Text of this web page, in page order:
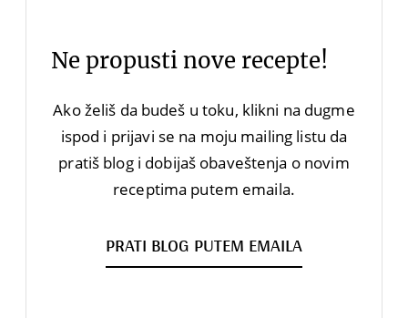
Ne propusti nove recepte!
Ako želiš da budeš u toku, klikni na dugme
ispod i prijavi se na moju mailing listu da
pratiš blog i dobijaš obaveštenja o novim
receptima putem emaila.
PRATI BLOG PUTEM EMAILA